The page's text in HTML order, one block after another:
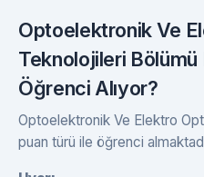
Optoelektronik Ve
Teknolojileri Bölümü
Öğrenci Alıyor?
Optoelektronik Ve Elektro
puan türü ile öğrenci